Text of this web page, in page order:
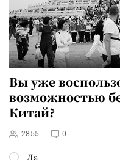
Вы уже
возможностью
Китай?
2855 0
Да